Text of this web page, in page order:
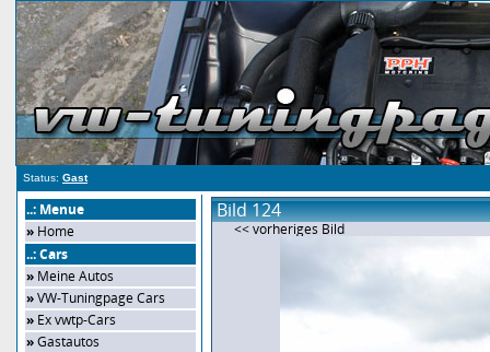
Status: Gast
..: Menue
» Home
..: Cars
» Meine Autos
»VW-Tuningpage Cars
» Ex vwtp-Cars
»Gastautos
Bild 124
<< vorheriges Bild